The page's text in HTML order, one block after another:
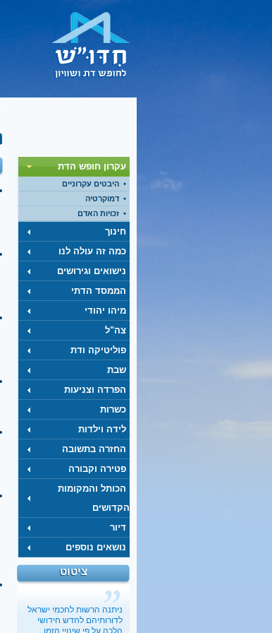
עקרון חופש הדת
היבטים עקרוניים
דמוקרטיה
זכויות האדם
חינוך
כמה זה עולה לנו
נישואים וגירושים
הממסד הדתי
מיהו יהודי
צה"ל
פוליטיקה ודת
שבת
הפרדה וצניעות
כשרות
לידה וילדות
החזרה בתשובה
פטירה וקבורה
הכותל והמקומות
הקדושים
דיור
נושאים נוספים
ציטוט
ניתנה הרשות לחכמי ישראל
לדורותיהם לחדש חידושי
הלכה על פי שינויי הזמן...